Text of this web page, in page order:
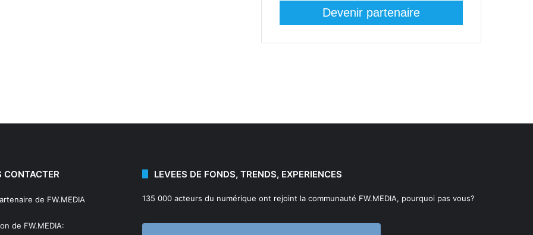
Devenir partenaire
CONTACTER
de FW.MEDIA
de FW.MEDIA:
LEVEES DE FONDS, TRENDS, EXPERIENCES
135 000 acteurs du numérique ont rejoint la communauté FW.MEDIA, pourquoi pas vous?